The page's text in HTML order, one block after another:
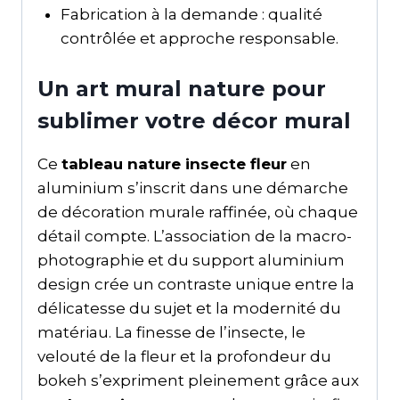
Fabrication à la demande : qualité
contrôlée et approche responsable.
Un art mural nature pour
sublimer votre décor mural
Ce tableau nature insecte fleur en
aluminium s’inscrit dans une démarche
de décoration murale raffinée, où chaque
détail compte. L’association de la macro-
photographie et du support aluminium
design crée un contraste unique entre la
délicatesse du sujet et la modernité du
matériau. La finesse de l’insecte, le
velouté de la fleur et la profondeur du
bokeh s’expriment pleinement grâce aux